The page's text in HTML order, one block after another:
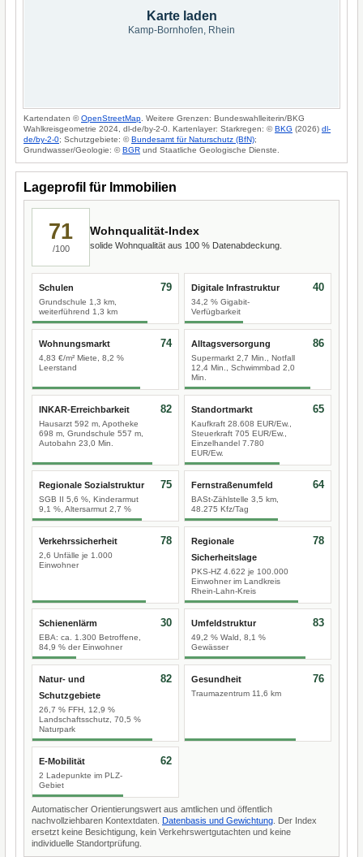
Karte laden
Kamp-Bornhofen, Rhein
Kartendaten ©OpenStreetMap . Weitere Grenzen: Bundeswahlleiterin/BKG
Wahlkreisgeometrie 2024, dl-de/by-2-0. Kartenlayer: Starkregen: ©BKG (2026) dl-
de/by-2-0; Schutzgebiete: ©Bundesamt für Naturschutz (BfN);
Grundwasser/Geologie: ©BGR und Staatliche Geologische Dienste.
Lageprofil für Immobilien
71
/100
Wohnqualität-Index
solide Wohnqualität aus 100 % Datenabdeckung.
Schulen
Grundschule 1,3 km,
weiterführend 1,3 km
79 Digitale Infrastruktur
34,2 % Gigabit-
Verfügbarkeit
40
Wohnungsmarkt
4,83 €/m² Miete, 8,2 %
Leerstand
74 Alltagsversorgung
Supermarkt 2,7 Min., Notfall
12,4 Min., Schwimmbad 2,0
Min.
86
INKAR-Erreichbarkeit
Hausarzt 592 m, Apotheke
698 m, Grundschule 557 m,
Autobahn 23,0 Min.
82 Standortmarkt
Kaufkraft 28.608 EUR/Ew.,
Steuerkraft 705 EUR/Ew.,
Einzelhandel 7.780
EUR/Ew.
65
Regionale Sozialstruktur
SGB II 5,6 %, Kinderarmut
9,1 %, Altersarmut 2,7 %
75 Fernstraßenumfeld
BASt-Zählstelle 3,5 km,
48.275 Kfz/Tag
64
Verkehrssicherheit
2,6 Unfälle je 1.000
Einwohner
78
Regionale
Sicherheitslage
PKS-HZ 4.622 je 100.000
Einwohner im Landkreis
Rhein-Lahn-Kreis
78
Schienenlärm
EBA: ca. 1.300 Betroffene,
84,9 % der Einwohner
30 Umfeldstruktur
49,2 % Wald, 8,1 %
Gewässer
83
Natur- und
Schutzgebiete
26,7 % FFH, 12,9 %
Landschaftsschutz, 70,5 %
Naturpark
82 Gesundheit
Traumazentrum 11,6 km
76
E-Mobilität
2 Ladepunkte im PLZ-
Gebiet
62
Automatischer Orientierungswert aus amtlichen und öffentlich
nachvollziehbaren Kontextdaten. Datenbasis und Gewichtung . Der Index
ersetzt keine Besichtigung, kein Verkehrswertgutachten und keine
individuelle Standortprüfung.